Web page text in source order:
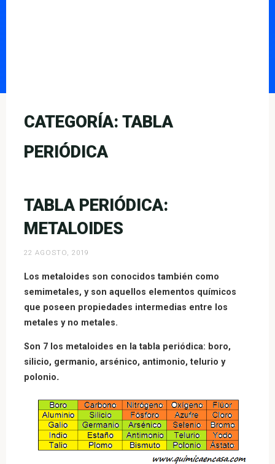
CATEGORÍA: TABLA
PERIÓDICA
TABLA PERIÓDICA:
METALOIDES
22 AGOSTO, 2019
Los metaloides son conocidos también como
semimetales, y son aquellos elementos químicos
que poseen propiedades intermedias entre los
metales y no metales.
Son 7 los metaloides en la tabla periódica: boro,
silicio, germanio, arsénico, antimonio, telurio y
polonio.